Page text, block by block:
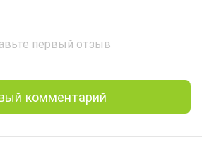
первый отзыв
комментарий